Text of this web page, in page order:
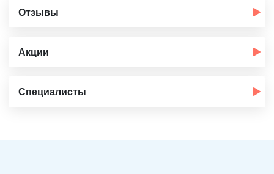
Отзывы
Акции
Специалисты